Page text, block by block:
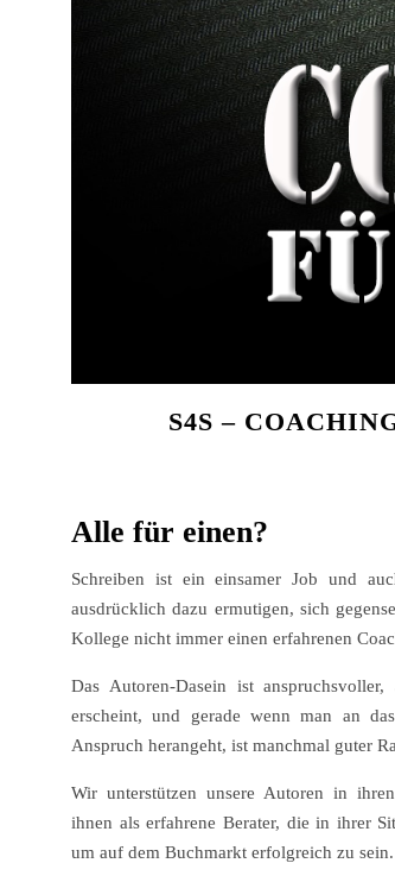
S4S –
Alle für einen?
Schreiben ist ein einsamer Job und
ausdrücklich dazu ermutigen, sich
Kollege nicht immer einen erfahrenen
Das Autoren-Dasein ist
erscheint, und gerade wenn man an
Anspruch herangeht, ist manchmal guter
Wir unterstützen unsere Autoren in
ihnen als erfahrene Berater, die in ihrer
um auf dem Buchmarkt erfolgreich zu sein.